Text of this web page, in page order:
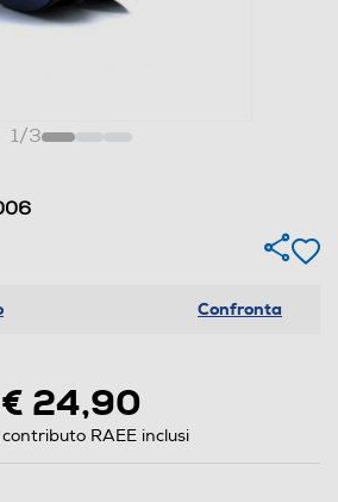
1/3
Confronta
€ 24,90
contributo RAEE inclusi